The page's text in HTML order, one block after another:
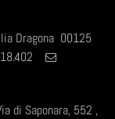
Dragona 00125
di Saponara, 552 ,